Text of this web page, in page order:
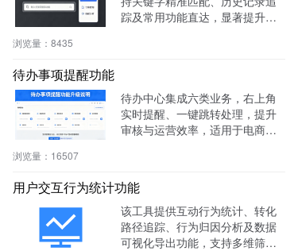
踪及常用功能直达，显著提升后
浏览量： 8435
待办事项提醒功能
待办中心集成六类业务，右上角
实时提醒、一键跳转处理，提升
审核与运营效率，适用于电商、
浏览量： 16507
用户交互行为统计功能
该工具提供互动行为统计、转化
路径追踪、行为归因分析及数据
可视化导出功能，支持多维筛选